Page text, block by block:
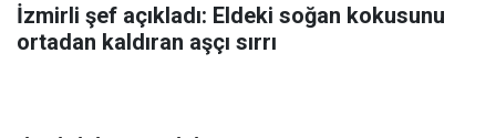
İzmirli şef açıkladı: Eldeki soğan kokusunu
ortadan kaldıran aşçı sırrı